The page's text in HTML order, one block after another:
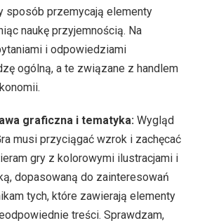
sposób przemycają elementy
naukę przyjemnością. Na
i odpowiedziami
ogólną, a te związane z handlem
graficzna i tematyka: Wygląd
musi przyciągać wzrok i zachęcać
gry z kolorowymi ilustracjami i
dopasowaną do zainteresowań
tych, które zawierają elementy
treści. Sprawdzam,